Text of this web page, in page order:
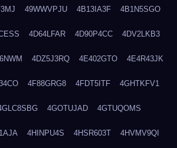
49WWVPJU 4B13IA3F 4B1N5SGO
4D64LFAR 4D90P4CC 4DV2LKB3
4DZ5J3RQ 4E402GTO 4E4R43JK
4F88GRG8 4FDT5ITF 4GHTKFV1
4GOTUJAD 4GTUQOMS
4HINPU4S 4HSR603T 4HVMV9QI